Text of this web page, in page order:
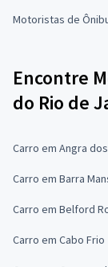
Motoristas de
Encontre
do Rio de
Carro em Angra
Carro em Barra
Carro em Belford
Carro em Cabo Frio